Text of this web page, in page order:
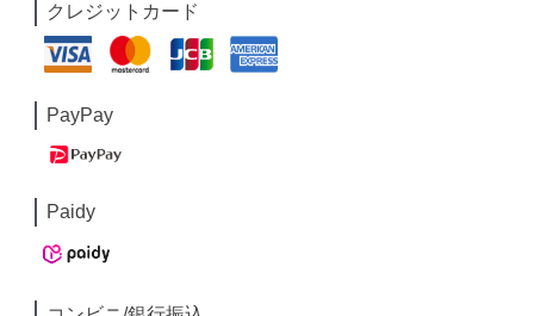
クレジットカード
PayPay
Paidy